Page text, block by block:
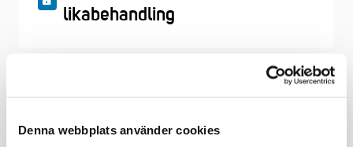
Denna webbplats använder cookies
likabehandling